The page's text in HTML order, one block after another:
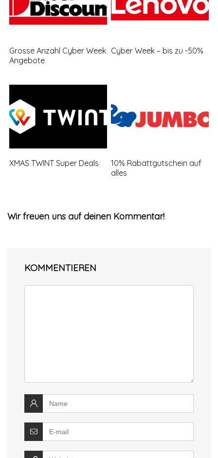
Grosse Anzahl Cyber Week
Angebote
Cyber Week – bis zu -50%
XMAS TWINT Super Deals
10% Rabattgutschein auf
alles
Wir freuen uns auf deinen Kommentar!
KOMMENTIEREN